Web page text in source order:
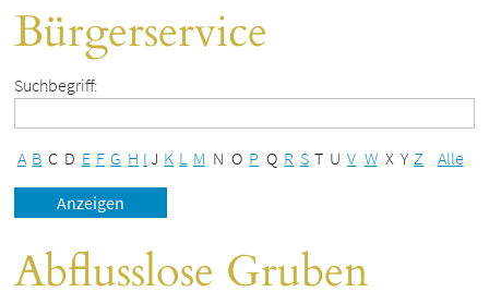
Bürgerservice
Suchbegriff:
A B C D E F G H I J K L M N O P Q R S T U V W X Y Z Alle
Abflusslose Gruben